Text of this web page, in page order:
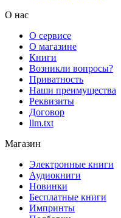
О нас
О сервисе
О магазине
Книги
Возникли вопросы?
Приватность
Наши преимущества
Реквизиты
Договор
llm.txt
Магазин
Электронные книги
Аудиокниги
Новинки
Бесплатные книги
Импринты